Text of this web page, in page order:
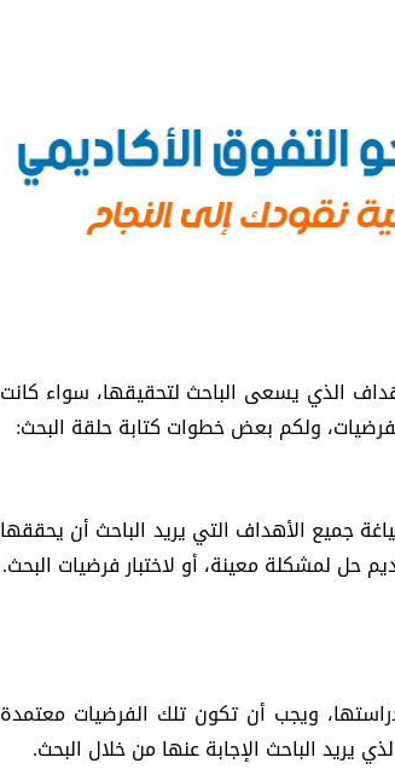
الذي يسعى الباحث لتحقيقها، سواء كانت
ولكم بعض خطوات كتابة حلقة البحث:
جميع الأهداف التي يريد الباحث أن يحققها
حل لمشكلة معينة، أو لاختبار فرضيات البحث.
ويجب أن تكون تلك الفرضيات معتمدة
يريد الباحث الإجابة عنها من خلال البحث.